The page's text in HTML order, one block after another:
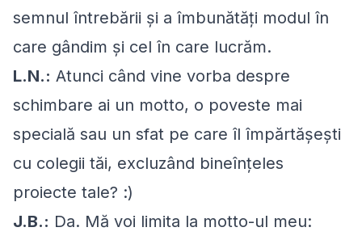
semnul întrebării și a îmbunătăți modul în
care gândim și cel în care lucrăm.
L.N.: Atunci când vine vorba despre
schimbare ai un motto, o poveste mai
specială sau un sfat pe care îl împărtășești
cu colegii tăi, excluzând bineînțeles
proiecte tale? :)
J.B.: Da. Mă voi limita la motto-ul meu: